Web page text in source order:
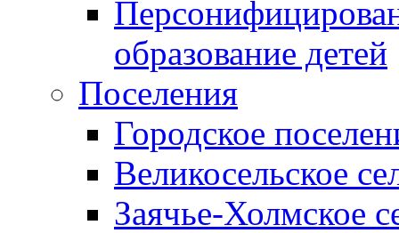
образование детей
Поселения
Городское
Великосельское
Заячье-Холмское